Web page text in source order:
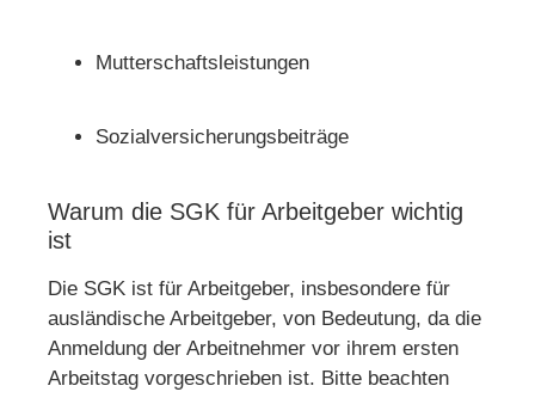
Mutterschaftsleistungen
Sozialversicherungsbeiträge
Warum die SGK für Arbeitgeber wichtig
ist
Die SGK ist für Arbeitgeber, insbesondere für
ausländische Arbeitgeber, von Bedeutung, da die
Anmeldung der Arbeitnehmer vor ihrem ersten
Arbeitstag vorgeschrieben ist. Bitte beachten